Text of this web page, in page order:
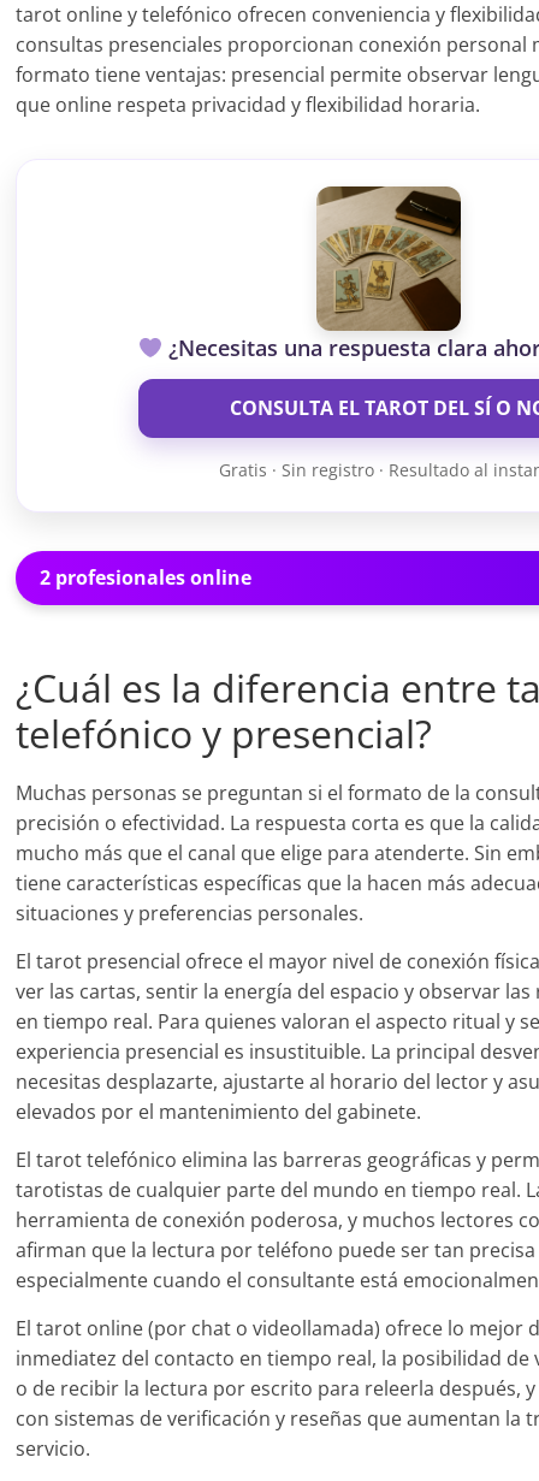
tarot online y telefónico ofrecen conveniencia y
consultas presenciales proporcionan conexión personal
formato tiene ventajas: presencial permite observar
que online respeta privacidad y flexibilidad horaria.
¿Necesitas una respuesta clara
CONSULTA EL TAROT DEL SÍ O
Gratis · Sin registro · Resultado al
2 profesionales online
¿Cuál es la diferencia entre
telefónico y presencial?
Muchas personas se preguntan si el formato de la
precisión o efectividad. La respuesta corta es que la
mucho más que el canal que elige para atenderte. Sin
tiene características específicas que la hacen más
situaciones y preferencias personales.
El tarot presencial ofrece el mayor nivel de conexión
ver las cartas, sentir la energía del espacio y observar
en tiempo real. Para quienes valoran el aspecto ritual y
experiencia presencial es insustituible. La principal
necesitas desplazarte, ajustarte al horario del lector y
elevados por el mantenimiento del gabinete.
El tarot telefónico elimina las barreras geográficas y
tarotistas de cualquier parte del mundo en tiempo real.
herramienta de conexión poderosa, y muchos lectores
afirman que la lectura por teléfono puede ser tan
especialmente cuando el consultante está
El tarot online (por chat o videollamada) ofrece lo mejor
inmediatez del contacto en tiempo real, la posibilidad
o de recibir la lectura por escrito para releerla después,
con sistemas de verificación y reseñas que aumentan la
servicio.